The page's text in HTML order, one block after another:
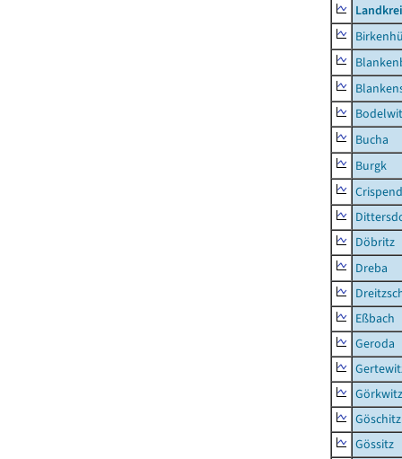
Bucha
Burgk
Döbritz
Dreba
Eßbach
Geroda
Görkwitz
Göschitz
Gössitz